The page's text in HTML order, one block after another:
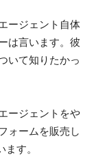
ージェント自体
は言います。彼
いて知りたかっ
ージェントをや
ォームを販売し
す。